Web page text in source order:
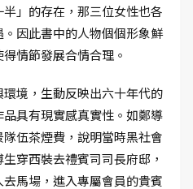
」的存在，那三位女性也各
因此書中的人物個個形象鮮
情節發展合情合理。
境，生動反映出六十年代的
具有現實感真實性。如鄭導
伍茶煙費，說明當時黑社會
穿西裝去禮賓司司長府邸，
馬場，進入專屬會員的貴賓